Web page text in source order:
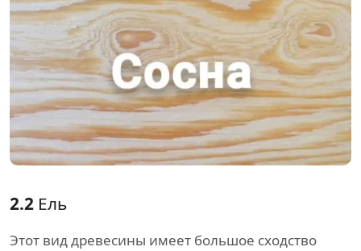
2.2 Ель
Этот вид древесины имеет большое сходство